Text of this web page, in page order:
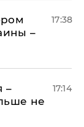
–
17:38
–
не
17:14